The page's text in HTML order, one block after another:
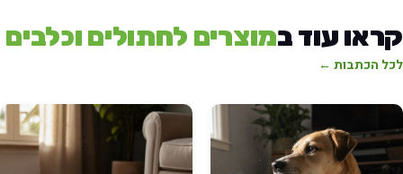
עוד במוצרים לחתולים וכלבים
הכתבות ←